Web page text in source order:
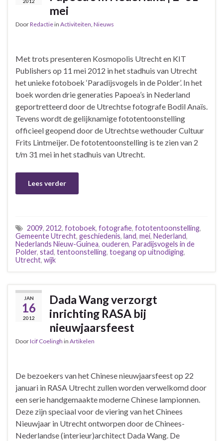
mei
DoorRedactiein Activiteiten, Nieuws
Met trots presenteren Kosmopolis Utrecht en KIT
Publishers op 11 mei 2012 in het stadhuis van Utrecht
het unieke fotoboek ‘Paradijsvogels in de Polder’. In het
boek worden drie generaties Papoea’s in Nederland
geportretteerd door de Utrechtse fotografe Bodil Anaïs.
Tevens wordt de gelijknamige fototentoonstelling
officieel geopend door de Utrechtse wethouder Cultuur
Frits Lintmeijer. De fototentoonstelling is te zien van 2
t/m 31 mei in het stadhuis van Utrecht.
Lees verder
2009, 2012, fotoboek, fotografie, fototentoonstelling,
Gemeente Utrecht, geschiedenis, land, mei, Nederland,
Nederlands Nieuw-Guinea, ouderen, Paradijsvogels in de
Polder, stad, tentoonstelling, toegang op uitnodiging,
Utrecht, wijk
JAN
16
2012
Dada Wang verzorgt
inrichting RASA bij
nieuwjaarsfeest
DoorIcif Coelingh in Artikelen
De bezoekers van het Chinese nieuwjaarsfeest op 22
januari in RASA Utrecht zullen worden verwelkomd door
een serie handgemaakte moderne Chinese lampionnen.
Deze zijn speciaal voor de viering van het Chinees
Nieuwjaar in Utrecht ontworpen door de Chinees-
Nederlandse (interieur)architect Dada Wang. De